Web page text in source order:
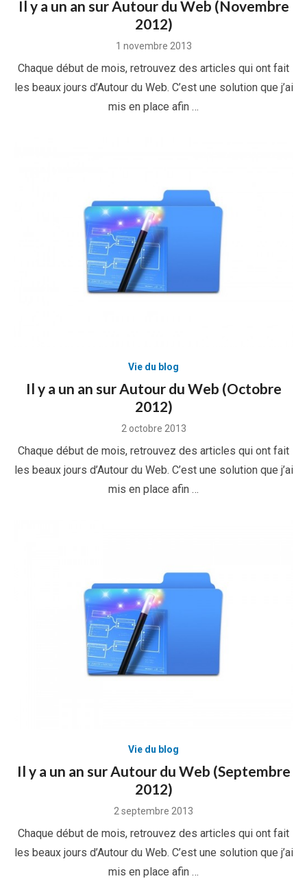
Il y a un an sur Autour du Web (Novembre
2012)
Posted
1 novembre 2013
Chaque début de mois, retrouvez des articles qui ont fait
les beaux jours d’Autour du Web. C’est une solution que j’ai
mis en place afin …
Vie du blog
Il y a un an sur Autour du Web (Octobre
2012)
Posted
2 octobre 2013
Chaque début de mois, retrouvez des articles qui ont fait
les beaux jours d’Autour du Web. C’est une solution que j’ai
mis en place afin …
Vie du blog
Il y a un an sur Autour du Web (Septembre
2012)
Posted
2 septembre 2013
Chaque début de mois, retrouvez des articles qui ont fait
les beaux jours d’Autour du Web. C’est une solution que j’ai
mis en place afin …